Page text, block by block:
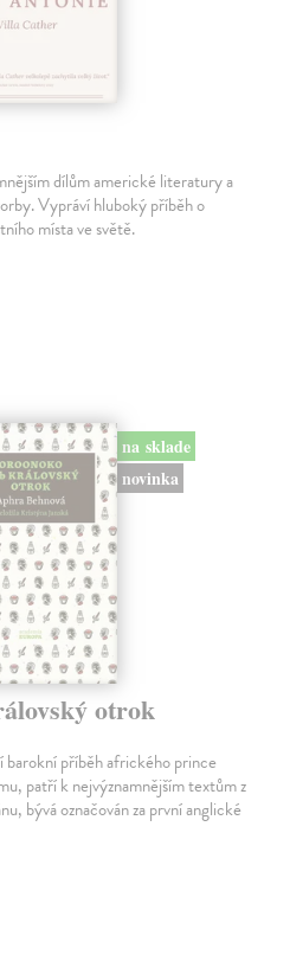
dílům americké literatury a
Vypráví hluboký příběh o
místa ve světě.
na sklade
novinka
otrok
příběh afrického prince
patří k nejvýznamnějším textům z
bývá označován za první anglické